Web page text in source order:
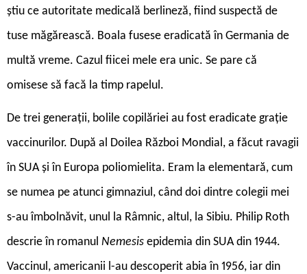
știu ce autoritate medicală berlineză, fiind suspectă de
tuse măgărească. Boala fusese eradicată în Germania de
multă vreme. Cazul fiicei mele era unic. Se pare că
omisese să facă la timp rapelul.
De trei generații, bolile copilăriei au fost eradicate grație
vaccinurilor. După al Doilea Război Mondial, a făcut ravagii
în SUA și în Europa poliomielita. Eram la elementară, cum
se numea pe atunci gimnaziul, când doi dintre colegii mei
s-au îmbolnăvit, unul la Râmnic, altul, la Sibiu. Philip Roth
descrie în romanul Nemesis epidemia din SUA din 1944.
Vaccinul, americanii l-au descoperit abia în 1956, iar din